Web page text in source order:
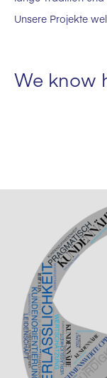
Unsere Projekte
We know